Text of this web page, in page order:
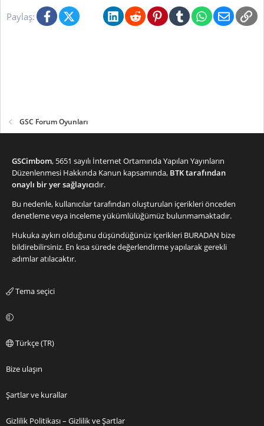
Paylaş: FacebookX (Twitter)BlueskyLinkedInRedditPinterestTumblrWhatsApp
E-posta
GSC Forum Oyunları
GSCimbom, 5651 sayılı İnternet Ortamında Yapılan Yayınların
Düzenlenmesi Hakkında Kanun kapsamında, BTK tarafından
onaylı bir yer sağlayıcıdır.
Bu nedenle, kullanıcılar tarafından oluşturulan içerikleri önceden
denetleme veya inceleme yükümlülüğümüz bulunmamaktadır.
Hukuka aykırı olduğunu düşündüğünüz içerikleri BURADAN bize
bildirebilirsiniz. En kısa sürede değerlendirme yapılarak gerekli
adımlar atılacaktır.
Tema seçici
Türkçe (TR)
Bize ulaşın
Şartlar ve kurallar
Gizlilik Politikası – Gizlilik ve Şartlar